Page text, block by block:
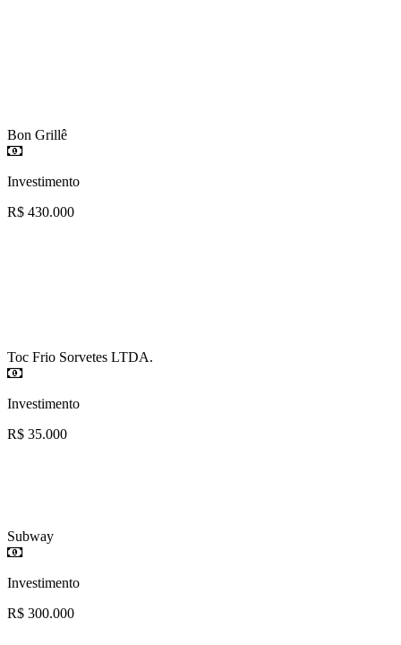
Bon Grillê
Investimento
R$ 430.000
Toc Frio Sorvetes LTDA.
Investimento
R$ 35.000
Subway
Investimento
R$ 300.000